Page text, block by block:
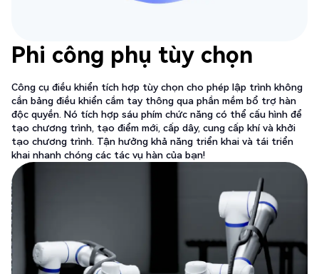
Phi công phụ tùy chọn
Công cụ điều khiển tích hợp tùy chọn cho phép lập trình không
cần bảng điều khiển cầm tay thông qua phần mềm bổ trợ hàn
độc quyền. Nó tích hợp sáu phím chức năng có thể cấu hình để
tạo chương trình, tạo điểm mới, cấp dây, cung cấp khí và khởi
tạo chương trình. Tận hưởng khả năng triển khai và tái triển
khai nhanh chóng các tác vụ hàn của bạn!